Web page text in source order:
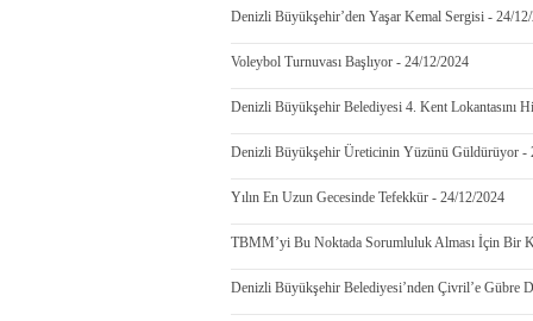
Denizli Büyükşehir’den Yaşar Kemal Sergisi - 24/
Voleybol Turnuvası Başlıyor - 24/12/2024
Denizli Büyükşehir Belediyesi 4. Kent Lokantasını
Denizli Büyükşehir Üreticinin Yüzünü Güldürüyor -
Yılın En Uzun Gecesinde Tefekkür - 24/12/2024
TBMM’yi Bu Noktada Sorumluluk Alması İçin Bir
Denizli Büyükşehir Belediyesi’nden Çivril’e Gübre